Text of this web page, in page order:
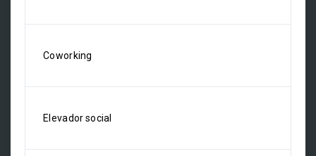
Coworking
Elevador social